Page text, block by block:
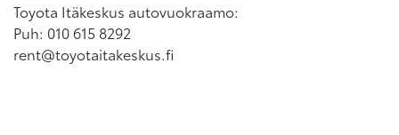
Toyota Itäkeskus autovuokraamo:
Puh: 010 615 8292
rent@toyotaitakeskus.fi